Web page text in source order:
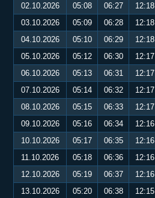
02.10.2026
05:08 06:27 12:18
03.10.2026
05:09 06:28 12:18
04.10.2026
05:10 06:29 12:18
05.10.2026
05:12 06:30 12:17
06.10.2026
05:13 06:31 12:17
07.10.2026
05:14 06:32 12:17
08.10.2026
05:15 06:33 12:17
09.10.2026
05:16 06:34 12:16
10.10.2026
05:17 06:35 12:16
11.10.2026
05:18 06:36 12:16
12.10.2026
05:19 06:37 12:16
13.10.2026
05:20 06:38 12:15